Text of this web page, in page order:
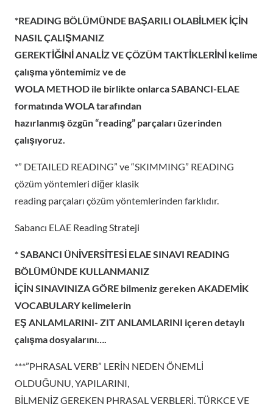
*READING BÖLÜMÜNDE BAŞARILI OLABİLMEK İÇİN
NASIL ÇALIŞMANIZ
GEREKTİĞİNİ ANALİZ VE ÇÖZÜM TAKTİKLERİNİ kelime
çalışma yöntemimiz ve de
WOLA METHOD ile birlikte onlarca SABANCI-ELAE
formatında WOLA tarafından
hazırlanmış özgün “reading” parçaları üzerinden
çalışıyoruz.
*” DETAILED READING” ve “SKIMMING” READING
çözüm yöntemleri diğer klasik
reading parçaları çözüm yöntemlerinden farklıdır.
Sabancı ELAE Reading Strateji
* SABANCI ÜNİVERSİTESİ ELAE SINAVI READING
BÖLÜMÜNDE KULLANMANIZ
İÇİN SINAVINIZA GÖRE bilmeniz gereken AKADEMİK
VOCABULARY kelimelerin
EŞ ANLAMLARINI- ZIT ANLAMLARINI içeren detaylı
çalışma dosyalarını….
***”PHRASAL VERB” LERİN NEDEN ÖNEMLİ
OLDUĞUNU, YAPILARINI,
BİLMENİZ GEREKEN PHRASAL VERBLERİ, TÜRKÇE VE